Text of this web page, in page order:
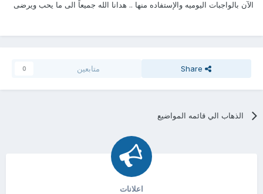
الآن بالواجبات اليوميه والإستفاده منها .. هدانا الله جميعاً الى ما يحب ويرضى
Share متابعين 0
الذهاب الي قائمه المواضيع
اعلانات